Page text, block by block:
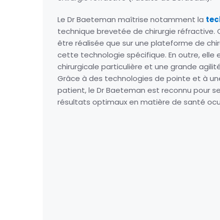
Le Dr Baeteman maîtrise notamment la
technique brevetée de chirurgie
être réalisée que sur une plateforme de
cette technologie spécifique. En outre, elle
chirurgicale particulière et une grande
Grâce à des technologies de pointe et à
patient, le Dr Baeteman est reconnu pour
résultats optimaux en matière de santé